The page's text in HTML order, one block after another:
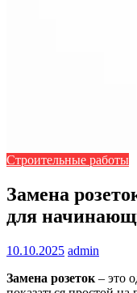
Строительные работы
Замена
для
10.10.2025 admin
Замена розеток – это